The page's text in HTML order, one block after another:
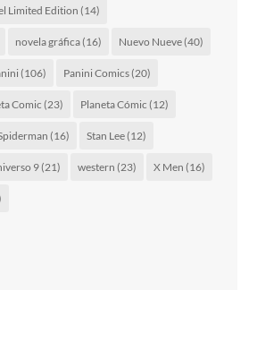
Limited Edition (14)
novela gráfica(16) Nuevo Nueve(40)
(106) Panini Comics(20)
Comic (23) Planeta Cómic (12)
(16) Stan Lee(12)
9(21) western (23) X Men (16)